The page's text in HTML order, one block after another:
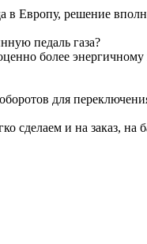
Европу, решение
педаль газа?
более
для
сделаем и на заказ, на